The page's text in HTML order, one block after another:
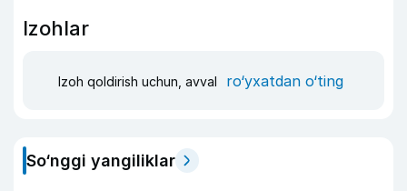
Izohlar
Izoh qoldirish uchun, avval ro‘yxatdan o‘ting
So‘nggi yangiliklar